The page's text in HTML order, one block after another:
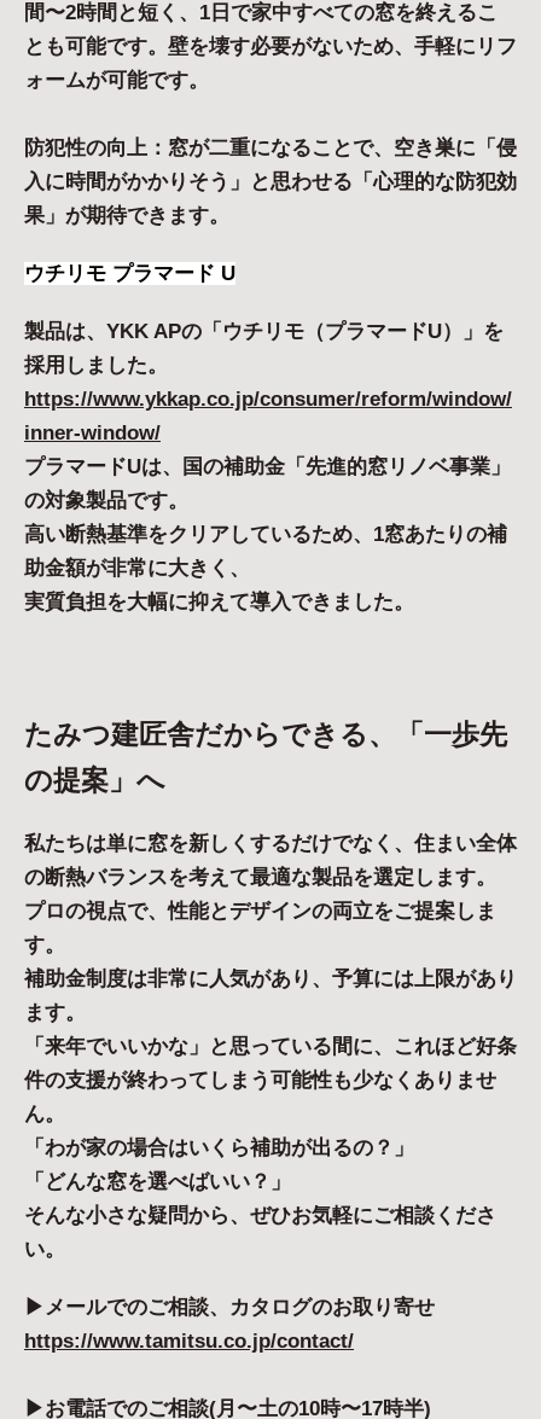
間〜2時間と短く、1日で家中すべての窓を終えるこ
とも可能です。壁を壊す必要がないため、手軽にリフ
ォームが可能です。
防犯性の向上：窓が二重になることで、空き巣に「侵
入に時間がかかりそう」と思わせる「心理的な防犯効
果」が期待できます。
ウチリモ プラマード U
製品は、YKK APの「ウチリモ（プラマードU）」を
採用しました。
https://www.ykkap.co.jp/consumer/reform/window/
inner-window/
プラマードUは、国の補助金「先進的窓リノベ事業」
の対象製品です。
高い断熱基準をクリアしているため、1窓あたりの補
助金額が非常に大きく、
実質負担を大幅に抑えて導入できました。
たみつ建匠舎だからできる、「一歩先
の提案」へ
私たちは単に窓を新しくするだけでなく、住まい全体
の断熱バランスを考えて最適な製品を選定します。
プロの視点で、性能とデザインの両立をご提案しま
す。
補助金制度は非常に人気があり、予算には上限があり
ます。
「来年でいいかな」と思っている間に、これほど好条
件の支援が終わってしまう可能性も少なくありませ
ん。
「わが家の場合はいくら補助が出るの？」
「どんな窓を選べばいい？」
そんな小さな疑問から、ぜひお気軽にご相談くださ
い。
▶︎メールでのご相談、カタログのお取り寄せ
https://www.tamitsu.co.jp/contact/
▶︎お電話でのご相談(月〜土の10時〜17時半)